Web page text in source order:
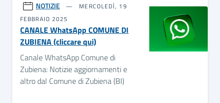
NOTIZIE
MERCOLEDÌ, 19
FEBBRAIO 2025
CANALE WhatsApp COMUNE DI
ZUBIENA (cliccare qui)
Canale WhatsApp Comune di
Zubiena: Notizie aggiornamenti e
altro dal Comune di Zubiena (BI)